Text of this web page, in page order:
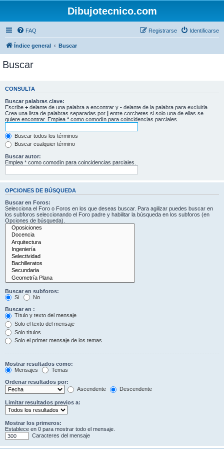
Dibujotecnico.com
FAQ Identificarse
Registrarse
Índice general Buscar
Buscar
CONSULTA
Buscar palabras clave:
Escribe + delante de una palabra a encontrar y - delante de la palabra para excluirla.
Crea una lista de palabras separadas por | entre corchetes si solo una de ellas se
quiere encontrar. Emplea * como comodín para coincidencias parciales.
Buscar todos los términos
Buscar cualquier término
Buscar autor:
Emplea * como comodín para coincidencias parciales.
OPCIONES DE BÚSQUEDA
Buscar en Foros:
Selecciona el Foro o Foros en los que deseas buscar. Para agilizar puedes buscar en
los subforos seleccionando el Foro padre y habilitar la búsqueda en los subforos (en
Opciones de búsqueda).
Buscar en subforos:
Sí
No
Buscar en :
Título y texto del mensaje
Solo el texto del mensaje
Solo títulos
Solo el primer mensaje de los temas
Mostrar resultados como:
Mensajes
Temas
Ordenar resultados por:
Ascendente
Descendente
Limitar resultados previos a:
Mostrar los primeros:
Establece en 0 para mostrar todo el mensaje.
Caracteres del mensaje